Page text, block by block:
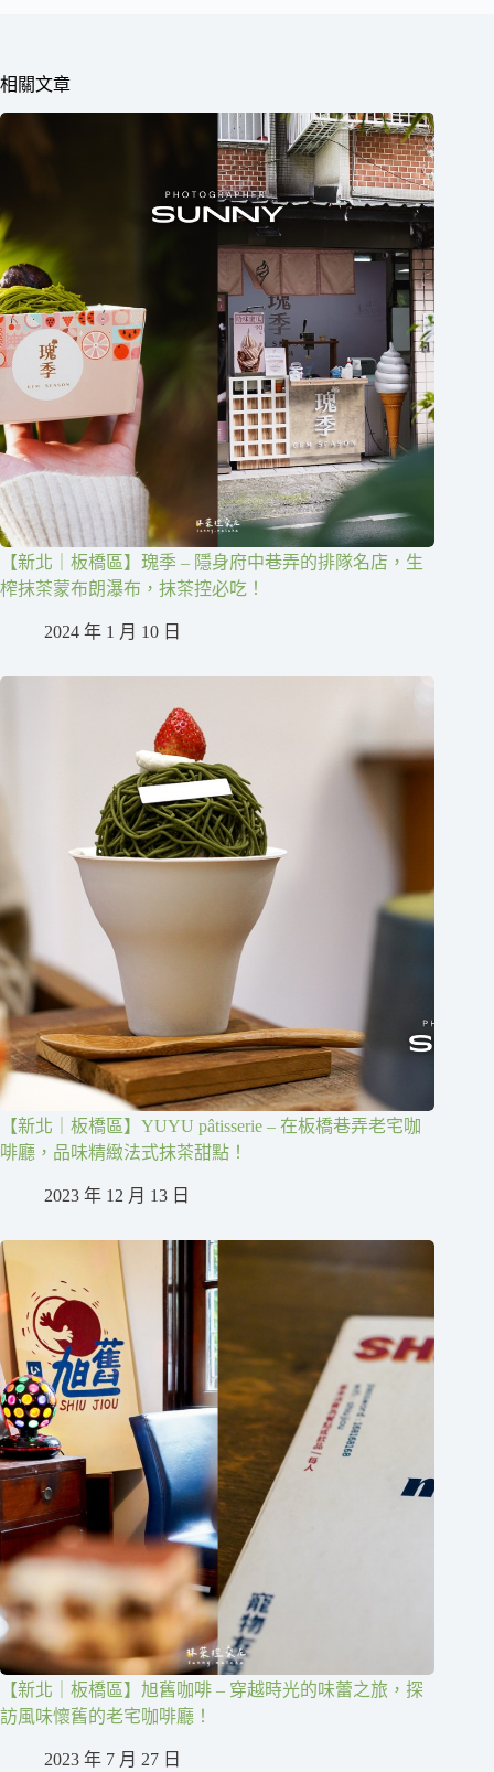
相關文章
【新北｜板橋區】瑰季 – 隱身府中巷弄的排隊名店，生
榨抹茶蒙布朗瀑布，抹茶控必吃！
2024 年 1 月 10 日
【新北｜板橋區】YUYU pâtisserie – 在板橋巷弄老宅咖
啡廳，品味精緻法式抹茶甜點！
2023 年 12 月 13 日
【新北｜板橋區】旭舊咖啡 – 穿越時光的味蕾之旅，探
訪風味懷舊的老宅咖啡廳！
2023 年 7 月 27 日